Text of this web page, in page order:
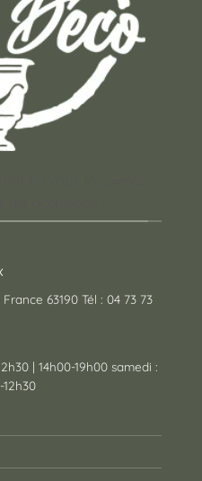
63190 Tél : 04 73 73
| 14h00-19h00 samedi :